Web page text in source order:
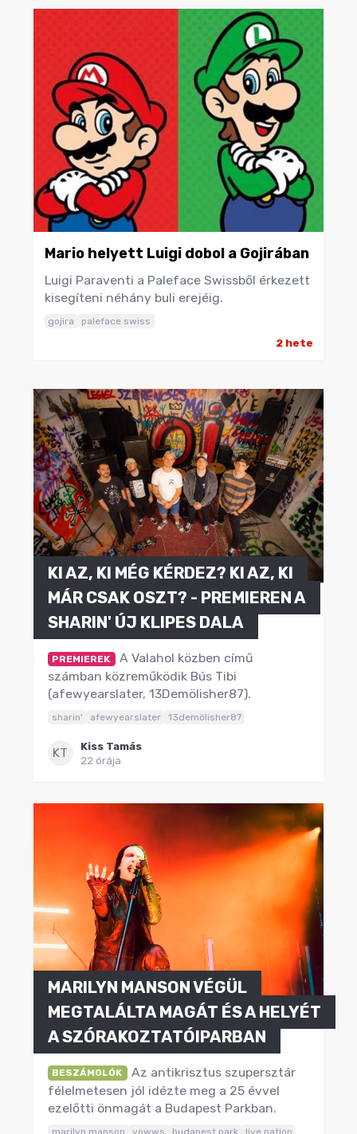
Mario helyett Luigi dobol a Gojirában
Luigi Paraventi a Paleface Swissből érkezett
kisegíteni néhány buli erejéig.
gojira paleface swiss
2 hete
KI AZ, KI MÉG KÉRDEZ? KI AZ, KI
MÁR CSAK OSZT? - PREMIEREN A
SHARIN' ÚJ KLIPES DALA
PREMIEREK
A Valahol közben című
számban közreműködik Bús Tibi
(afewyearslater, 13Demölisher87).
sharin' afewyearslater 13demölisher87
KT
Kiss Tamás
22 órája
MARILYN MANSON VÉGÜL
MEGTALÁLTA MAGÁT ÉS A HELYÉT
A SZÓRAKOZTATÓIPARBAN
BESZÁMOLÓK
Az antikrisztus szupersztár
félelmetesen jól idézte meg a 25 évvel
ezelőtti önmagát a Budapest Parkban.
marilyn manson vowws budapest park live nation